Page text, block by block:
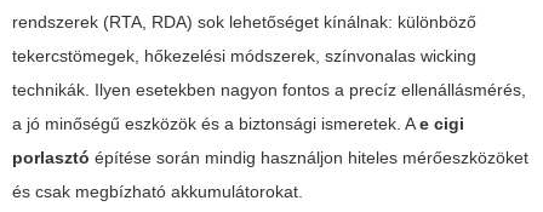
rendszerek (RTA, RDA) sok lehetőséget kínálnak: különböző
tekercstömegek, hőkezelési módszerek, színvonalas wicking
technikák. Ilyen esetekben nagyon fontos a precíz ellenállásmérés,
a jó minőségű eszközök és a biztonsági ismeretek. Ae cigi
porlasztó építése során mindig használjon hiteles mérőeszközöket
és csak megbízható akkumulátorokat.